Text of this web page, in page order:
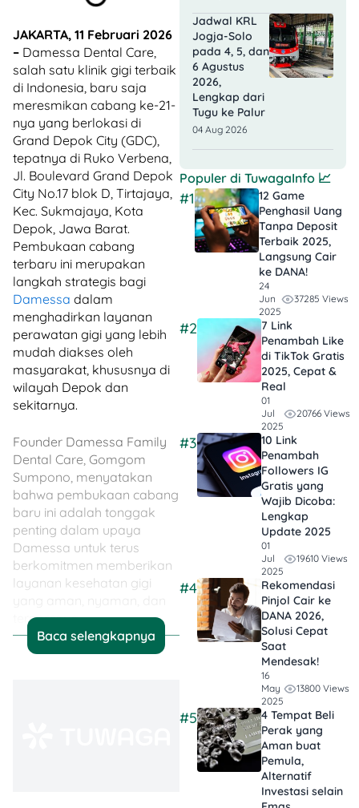
JAKARTA, 11 Februari 2026
– Damessa Dental Care,
salah satu klinik gigi terbaik
di Indonesia, baru saja
meresmikan cabang ke-21-
nya yang berlokasi di
Grand Depok City (GDC),
tepatnya di Ruko Verbena,
Jl. Boulevard Grand Depok
City No.17 blok D, Tirtajaya,
Kec. Sukmajaya, Kota
Depok, Jawa Barat.
Pembukaan cabang
terbaru ini merupakan
langkah strategis bagi
Damessa dalam
menghadirkan layanan
perawatan gigi yang lebih
mudah diakses oleh
masyarakat, khususnya di
wilayah Depok dan
sekitarnya.
Founder Damessa Family
Dental Care, Gomgom
Sumpono, menyatakan
bahwa pembukaan cabang
baru ini adalah tonggak
penting dalam upaya
Damessa untuk terus
berkomitmen memberikan
layanan kesehatan gigi
terpercaya.
“Kami ingin memastikan
Baca selengkapnya
Jadwal KRL
Jogja-Solo
pada 4, 5, dan
6 Agustus
2026,
Lengkap dari
Tugu ke Palur
04 Aug 2026
Populer di TuwagaInfo 📈
#1
12 Game
Penghasil Uang
Tanpa Deposit
Terbaik 2025,
Langsung Cair
ke DANA!
24
Jun
2025
37285 Views
#2
7 Link
Penambah Like
di TikTok Gratis
2025, Cepat &
Real
01
Jul
2025
20766 Views
#3
10 Link
Penambah
Followers IG
Gratis yang
Wajib Dicoba:
Lengkap
Update 2025
01
Jul
2025
19610 Views
#4
Rekomendasi
Pinjol Cair ke
DANA 2026,
Solusi Cepat
Saat
Mendesak!
16
May
2025
13800 Views
#5
4 Tempat Beli
Perak yang
Aman buat
Pemula,
Alternatif
Investasi selain